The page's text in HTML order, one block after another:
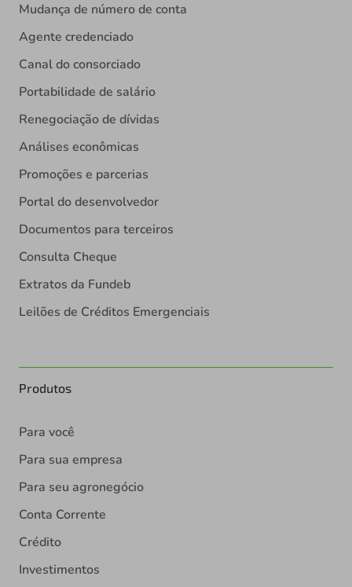
Mudança de número de conta
Agente credenciado
Canal do consorciado
Portabilidade de salário
Renegociação de dívidas
Análises econômicas
Promoções e parcerias
Portal do desenvolvedor
Documentos para terceiros
Consulta Cheque
Extratos da Fundeb
Leilões de Créditos Emergenciais
Produtos
Para você
Para sua empresa
Para seu agronegócio
Conta Corrente
Crédito
Investimentos